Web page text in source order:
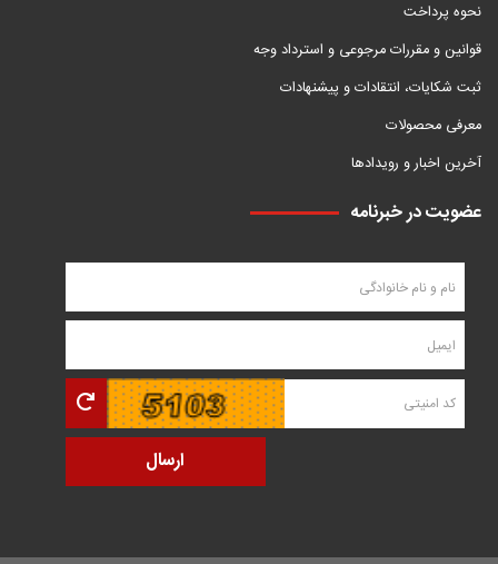
نحوه پرداخت
قوانین و مقررات مرجوعی و استرداد وجه
ثبت شکایات، انتقادات و پیشنهادات
معرفی محصولات
آخرین اخبار و رویدادها
عضویت در خبرنامه